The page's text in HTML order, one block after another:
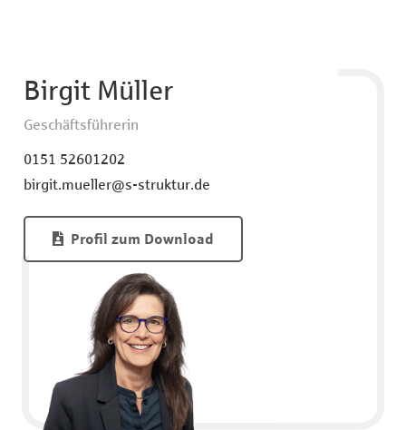
Birgit Müller
Geschäftsführerin
0151 52601202
birgit.mueller@s-struktur.de
Profil zum Download